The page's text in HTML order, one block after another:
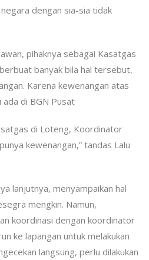
dengan sia-sia tidak
pihaknya sebagai Kasatgas
banyak bila hal tersebut,
Karena kewenangan atas
di BGN Pusat
di Loteng, Koordinator
kewenangan,” tandas Lalu
lanjutnya, menyampaikan hal
mengkin. Namun,
koordinasi dengan koordinator
ke lapangan untuk melakukan
langsung, perlu dilakukan